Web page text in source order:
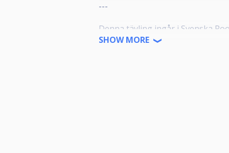
---
Denna tävling ingår i Svenska
SHOW MORE